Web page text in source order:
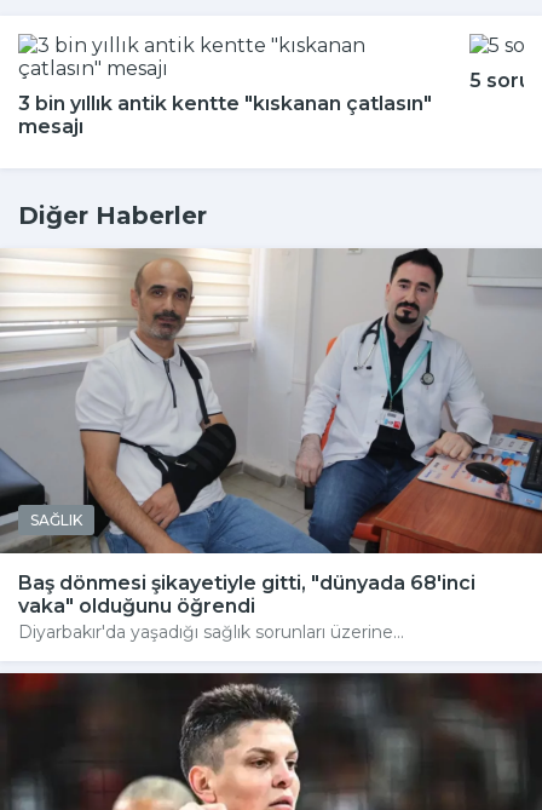
3 bin yıllık antik kentte "kıskanan çatlasın"
mesajı
5
Diğer Haberler
SAĞLIK
Baş dönmesi şikayetiyle gitti, "dünyada 68'inci
vaka" olduğunu öğrendi
Diyarbakır'da yaşadığı sağlık sorunları üzerine...